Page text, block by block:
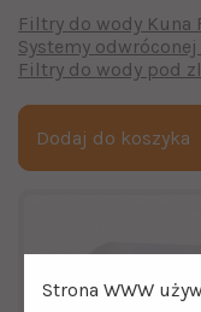
Filtry do wody Kuna
Systemy
Filtry do wody pod
Dodaj do koszyka
Strona WWW